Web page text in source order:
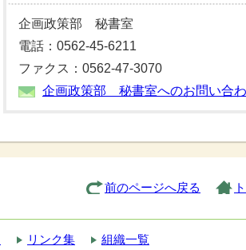
企画政策部 秘書室
電話：0562-45-6211
ファクス：0562-47-3070
企画政策部 秘書室へのお問い合わ
前のページへ戻る
リンク集 組織一覧